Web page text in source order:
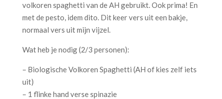
volkoren spaghetti van de AH gebruikt. Ook prima! En
met de pesto, idem dito. Dit keer vers uit een bakje,
normaal vers uit mijn vijzel.
Wat heb je nodig (2/3 personen):
– Biologische Volkoren Spaghetti (AH of kies zelf iets
uit)
– 1 flinke hand verse spinazie